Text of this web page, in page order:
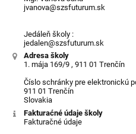
jvanova@szsfuturum.sk
Jedáleň školy :
jedalen@szsfuturum.sk
Adresa školy
1. mája 169/9 , 911 01 Trenčín
Číslo schránky pre elektronickú
911 01 Trenčín
Slovakia
Fakturaćné údaje školy
Fakturačné údaje